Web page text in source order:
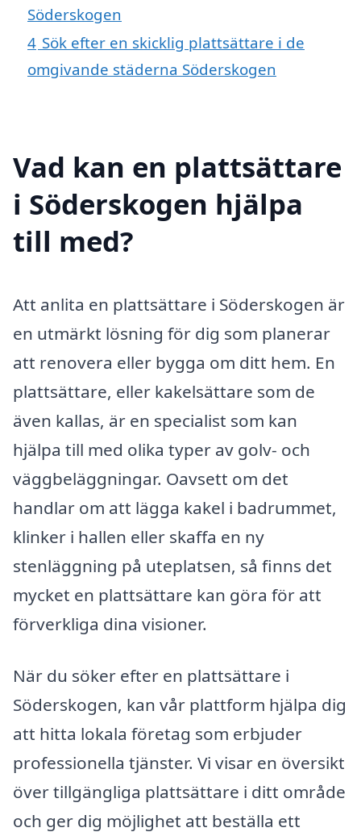
Söderskogen
4 Sök efter en skicklig plattsättare i de
omgivande städerna Söderskogen
Vad kan en plattsättare
i Söderskogen hjälpa
till med?
Att anlita en plattsättare i Söderskogen är
en utmärkt lösning för dig som planerar
att renovera eller bygga om ditt hem. En
plattsättare, eller kakelsättare som de
även kallas, är en specialist som kan
hjälpa till med olika typer av golv- och
väggbeläggningar. Oavsett om det
handlar om att lägga kakel i badrummet,
klinker i hallen eller skaffa en ny
stenläggning på uteplatsen, så finns det
mycket en plattsättare kan göra för att
förverkliga dina visioner.
När du söker efter en plattsättare i
Söderskogen, kan vår plattform hjälpa dig
att hitta lokala företag som erbjuder
professionella tjänster. Vi visar en översikt
över tillgängliga plattsättare i ditt område
och ger dig möjlighet att beställa ett